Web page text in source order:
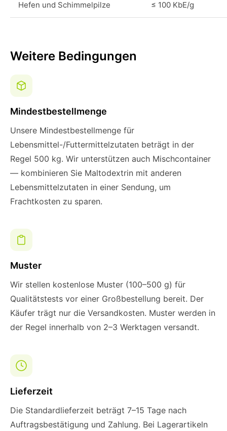
Hefen und Schimmelpilze ≤ 100 KbE/g
Weitere Bedingungen
Mindestbestellmenge
Unsere Mindestbestellmenge für
Lebensmittel-/Futtermittelzutaten beträgt in der
Regel 500 kg. Wir unterstützen auch Mischcontainer
— kombinieren Sie Maltodextrin mit anderen
Lebensmittelzutaten in einer Sendung, um
Frachtkosten zu sparen.
Muster
Wir stellen kostenlose Muster (100–500 g) für
Qualitätstests vor einer Großbestellung bereit. Der
Käufer trägt nur die Versandkosten. Muster werden in
der Regel innerhalb von 2–3 Werktagen versandt.
Lieferzeit
Die Standardlieferzeit beträgt 7–15 Tage nach
Auftragsbestätigung und Zahlung. Bei Lagerartikeln